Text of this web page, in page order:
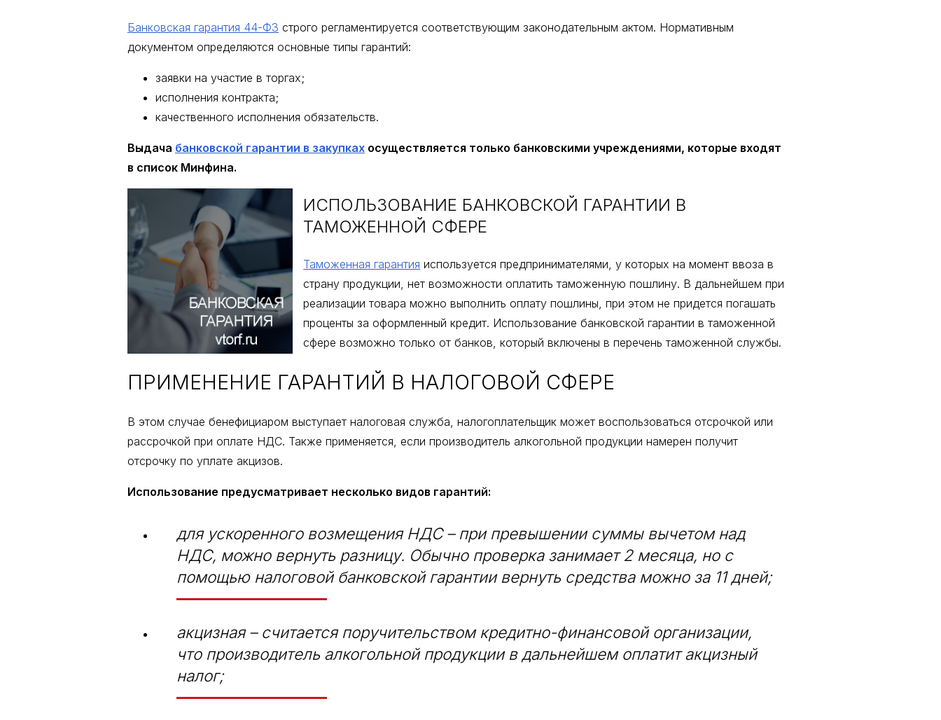
Банковская гарантия 44-ФЗ строго регламентируется соответствующим законодательным актом. Нормативным
документом определяются основные типы гарантий:
заявки на участие в торгах;
исполнения контракта;
качественного исполнения обязательств.
Выдача банковской гарантии в закупках осуществляется только банковскими учреждениями, которые входят
в список Минфина.
ИСПОЛЬЗОВАНИЕ БАНКОВСКОЙ ГАРАНТИИ В
ТАМОЖЕННОЙ СФЕРЕ
Таможенная гарантия используется предпринимателями, у которых на момент ввоза в
страну продукции, нет возможности оплатить таможенную пошлину. В дальнейшем при
реализации товара можно выполнить оплату пошлины, при этом не придется погашать
проценты за оформленный кредит. Использование банковской гарантии в таможенной
сфере возможно только от банков, который включены в перечень таможенной службы.
ПРИМЕНЕНИЕ ГАРАНТИЙ В НАЛОГОВОЙ СФЕРЕ
В этом случае бенефициаром выступает налоговая служба, налогоплательщик может воспользоваться отсрочкой или
рассрочкой при оплате НДС. Также применяется, если производитель алкогольной продукции намерен получит
отсрочку по уплате акцизов.
Использование предусматривает несколько видов гарантий:
для ускоренного возмещения НДС – при превышении суммы вычетом над
НДС, можно вернуть разницу. Обычно проверка занимает 2 месяца, но с
помощью налоговой банковской гарантии вернуть средства можно за 11 дней;
акцизная – считается поручительством кредитно-финансовой организации,
что производитель алкогольной продукции в дальнейшем оплатит акцизный
налог;